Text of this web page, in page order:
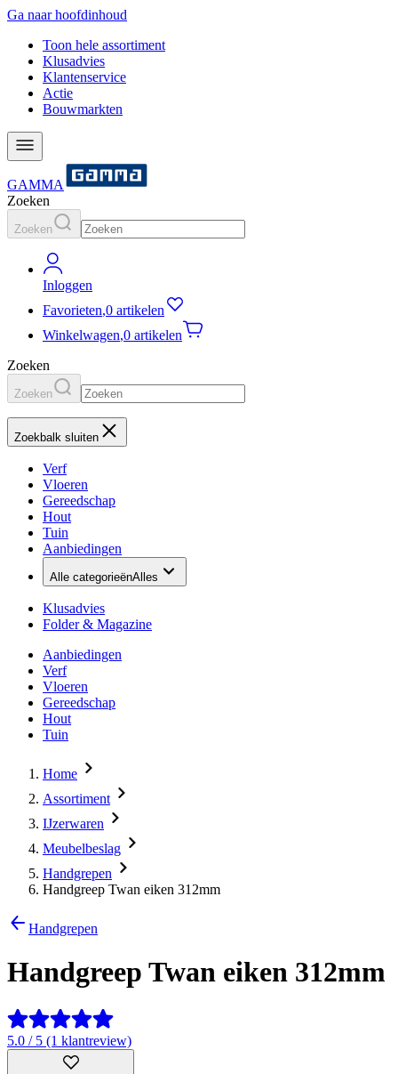
Ga naar hoofdinhoud
Toon hele assortiment
Klusadvies
Klantenservice
Actie
Bouwmarkten
GAMMA
Zoeken
Zoeken
Inloggen
Favorieten,0 artikelen
Winkelwagen,0 artikelen
Zoeken
Zoeken
Zoekbalk sluiten
Verf
Vloeren
Gereedschap
Hout
Tuin
Aanbiedingen
Alle categorieënAlles
Klusadvies
Folder & Magazine
Aanbiedingen
Verf
Vloeren
Gereedschap
Hout
Tuin
Home
Assortiment
IJzerwaren
Meubelbeslag
Handgrepen
Handgreep Twan eiken 312mm
Handgrepen
Handgreep Twan eiken 312mm
5.0 / 5 (1 klantreview)